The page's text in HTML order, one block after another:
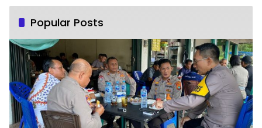
Popular Posts